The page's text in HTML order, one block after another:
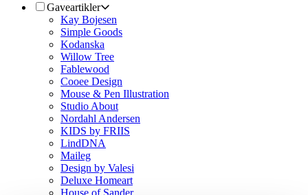
Gaveartikler
Kay Bojesen
Simple Goods
Kodanska
Willow Tree
Fablewood
Cooee Design
Mouse & Pen Illustration
Studio About
Nordahl Andersen
KIDS by FRIIS
LindDNA
Maileg
Design by Valesi
Deluxe Homeart
House of Sander